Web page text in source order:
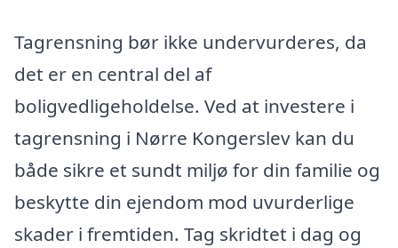
Tagrensning bør ikke undervurderes, da
det er en central del af
boligvedligeholdelse. Ved at investere i
tagrensning i Nørre Kongerslev kan du
både sikre et sundt miljø for din familie og
beskytte din ejendom mod uvurderlige
skader i fremtiden. Tag skridtet i dag og